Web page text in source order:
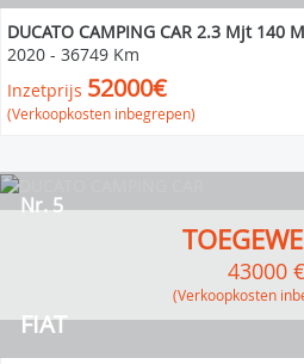
DUCATO CAMPING CAR 2.3 Mjt 140
2020 - 36749 Km
Inzetprijs 52000€
(Verkoopkosten inbegrepen)
FIAT
Nr. 5
43000 €
(verkoopkosten